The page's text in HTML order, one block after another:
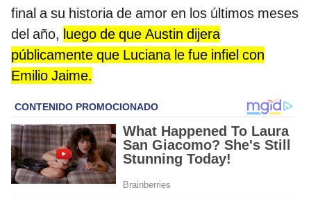
final a su historia de amor en los últimos meses
del año, luego de que Austin dijera
públicamente que Luciana le fue infiel con
Emilio Jaime.